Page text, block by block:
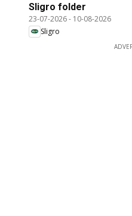
Sligro folder
23-07-2026- 10-08-2026
Sligro